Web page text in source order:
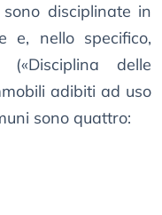
sono disciplinate in
e, nello specifico,
delle
adibiti ad uso
sono quattro: